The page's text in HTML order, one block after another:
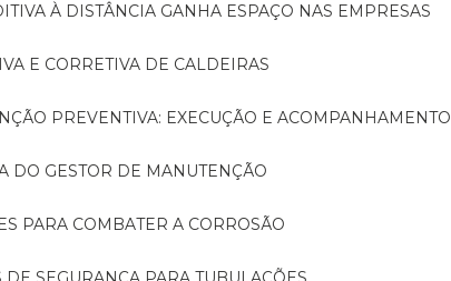
À DISTÂNCIA GANHA ESPAÇO NAS EMPRESAS
E CORRETIVA DE CALDEIRAS
PREVENTIVA: EXECUÇÃO E ACOMPANHAMENTO
DO GESTOR DE MANUTENÇÃO
PARA COMBATER A CORROSÃO